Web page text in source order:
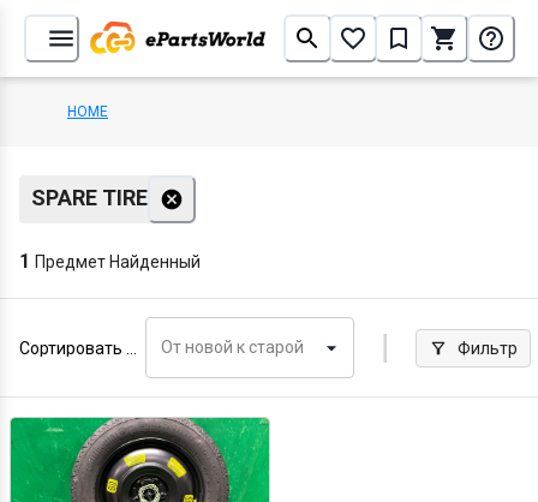
HOME
SPARE TIRE
1 Предмет Найденный
От новой к старой Фильтр